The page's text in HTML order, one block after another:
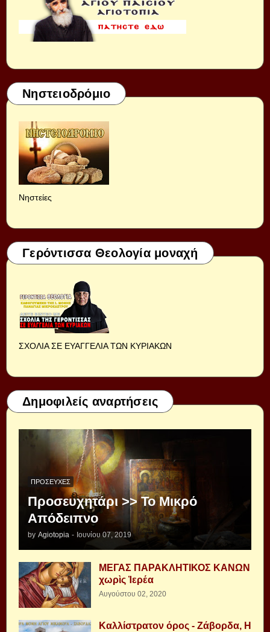
Νηστειοδρόμιο
Νηστείες
Γερόντισσα Θεολογία μοναχή
ΣΧΟΛΙΑ ΣΕ ΕΥΑΓΓΕΛΙΑ ΤΩΝ ΚΥΡΙΑΚΩΝ
Δημοφιλείς αναρτήσεις
ΠΡΟΣΕΥΧΈΣ
Προσευχητάρι >> Το Μικρό
Απόδειπνο
by Agiotopia - Ιουνίου 07, 2019
ΜΕΓΑΣ ΠΑΡΑΚΛΗΤΙΚΟΣ ΚΑΝΩΝ
χωρὶς Ἱερέα
Αυγούστου 02, 2020
Καλλίστρατον όρος - Ζάβορδα, Η